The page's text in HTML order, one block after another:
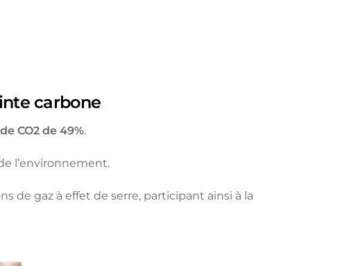
carbone
CO2 de 49%.
l’environnement.
de gaz à effet de serre, participant ainsi à la